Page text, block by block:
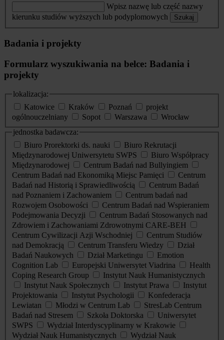
Wpisz nazwę lub część nazwy
kierunku studiów wyższych lub podyplomowych
Szukaj
Badania i projekty
Formularz wyszukiwania na belce: Badania i
projekty
lokalizacja:
Katowice
Kraków Poznań
projekt
ogólnouczelniany
Sopot Warszawa
Wrocław
jednostka badawcza:
Biuro Prorektorki ds. nauki
Biuro Rekrutacji
Międzynarodowej Uniwersytetu SWPS
Biuro Współpracy
Międzynarodowej
Centrum Badań nad Bullyingiem
Centrum Badań nad Ekonomiką Miejsc Pamięci
Centrum
Badań nad Historią i Sprawiedliwością
Centrum Badań
nad Poznaniem i Zachowaniem
Centrum badań nad
Rozwojem Osobowości
Centrum Badań nad Wspieraniem
Podejmowania Decyzji
Centrum Badań Stosowanych nad
Zdrowiem i Zachowaniami Zdrowotnymi CARE-BEH
Centrum Cywilizacji Azji Wschodniej
Centrum Studiów
nad Demokracją
Centrum Transferu Wiedzy
Dział
Badań Naukowych
Dział Marketingu
Emotion
Cognition Lab
Europejski Uniwersytet Viadrina
Health
Coping Research Group
Instytut Nauk Humanistycznych
Instytut Nauk Społecznych
Instytut Prawa
Instytut
Projektowania
Instytut Psychologii
Konfederacja
Lewiatan
Młodzi w Centrum Lab
StresLab Centrum
Badań nad Stresem
Szkoła Doktorska
Uniwersytet
SWPS
Wydział Interdyscyplinarny w Krakowie
Wydział Nauk Humanistycznych
Wydział Nauk